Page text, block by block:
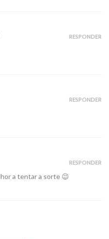
RESPONDER
RESPONDER
a tentar a sorte 😉
RESPONDER